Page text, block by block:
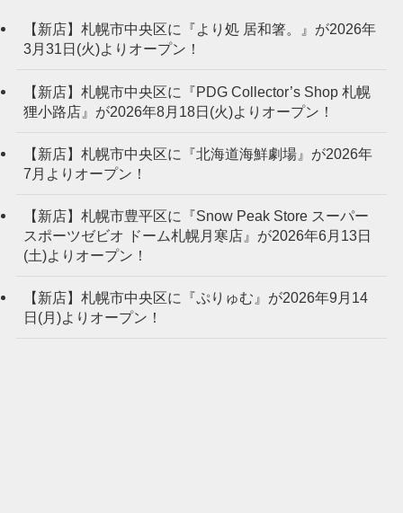
【新店】札幌市中央区に『より処 居和箸。』が2026年
3月31日(火)よりオープン！
【新店】札幌市中央区に『PDG Collector’s Shop 札幌
狸小路店』が2026年8月18日(火)よりオープン！
【新店】札幌市中央区に『北海道海鮮劇場』が2026年
7月よりオープン！
【新店】札幌市豊平区に『Snow Peak Store スーパー
スポーツゼビオ ドーム札幌月寒店』が2026年6月13日
(土)よりオープン！
【新店】札幌市中央区に『ぷりゅむ』が2026年9月14
日(月)よりオープン！